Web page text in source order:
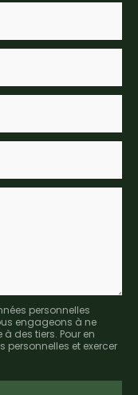
personnelles
engageons à ne
des tiers. Pour en
personnelles et exercer